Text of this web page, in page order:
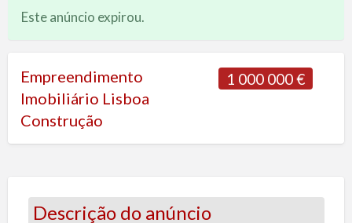
Este anúncio expirou.
1 000 000 €
Empreendimento
Imobiliário Lisboa
Construção
Descrição do anúncio